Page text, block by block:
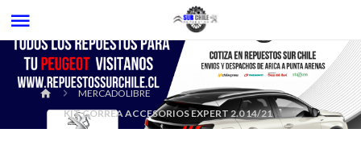
MERCADOLIBRE
KIT CORREA ACCESORIOS EXPERT 2.0 14/21